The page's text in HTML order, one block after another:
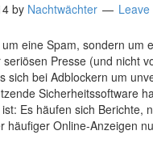
by Nachtwächter
eine Spam, sondern um
seriösen Presse (und nicht
sich bei Adblockern um
Sicherheitssoftware
Es häufen sich Berichte,
häufiger Online-Anzeigen